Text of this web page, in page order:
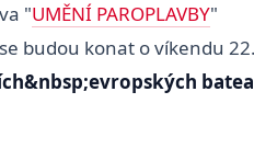
"UMĚNÍ PAROPLAVBY"
budou konat o víkendu